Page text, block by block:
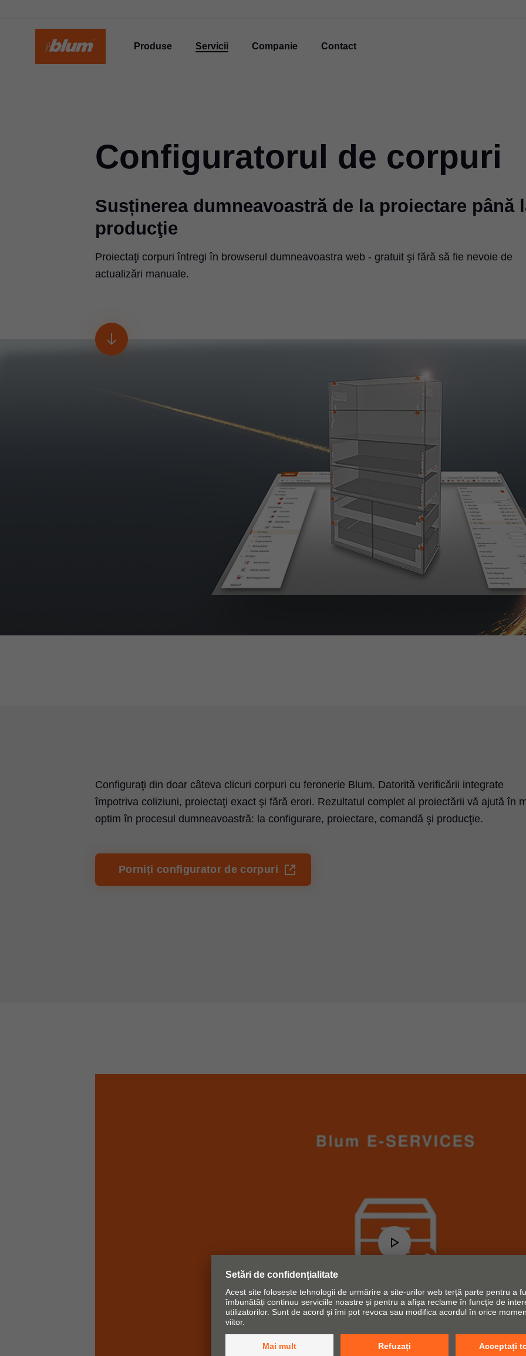
Produse Servicii Companie Contact
Configuratorul de corpuri
Susținerea dumneavoastră de la proiectare până
producţie
Proiectaţi corpuri întregi în browserul dumneavoastra web - gratuit şi fără să fie nevoie de
actualizări manuale.
Configuraţi din doar câteva clicuri corpuri cu feronerie Blum. Datorită verificării integrate
împotriva coliziuni, proiectaţi exact şi fără erori. Rezultatul complet al proiectării vă ajută în
optim în procesul dumneavoastră: la configurare, proiectare, comandă şi producţie.
Porniți configurator de corpuri
Play